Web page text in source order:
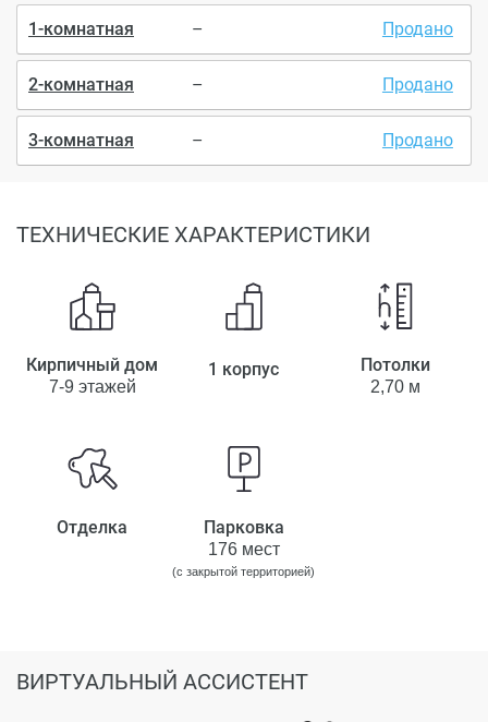
1-комнатная – Продано
2-комнатная – Продано
3-комнатная – Продано
ТЕХНИЧЕСКИЕ ХАРАКТЕРИСТИКИ
Кирпичный дом
7-9 этажей
1 корпус Потолки
2,70 м
Отделка Парковка
176 мест
(с закрытой территорией)
ВИРТУАЛЬНЫЙ АССИСТЕНТ